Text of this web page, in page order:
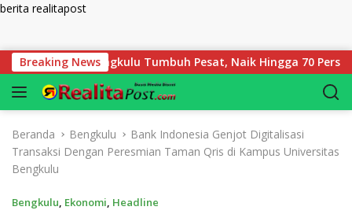
berita realitapost
Breaking News
Bengkulu Tumbuh Pesat, Naik Hingga 70 Persen
Beranda Bengkulu
Bank Indonesia Genjot Digitalisasi
Transaksi Dengan Peresmian Taman Qris di Kampus Universitas
Bengkulu
Bengkulu, Ekonomi, Headline